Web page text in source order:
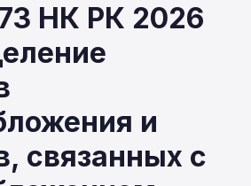
НК РК 2026
и
связанных с